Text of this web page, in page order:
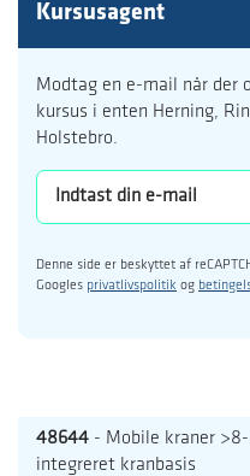
Kursusagent
Modtag en e-mail når der
kursus i enten Herning,
Holstebro.
Denne side er beskyttet af
Googles privatlivspolitik og
48644 - Mobile kraner
integreret kranbasis